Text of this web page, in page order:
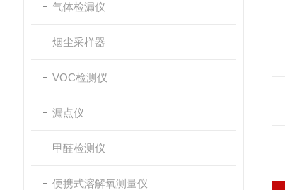
气体检漏仪
烟尘采样器
VOC检测仪
漏点仪
甲醛检测仪
便携式溶解氧测量仪